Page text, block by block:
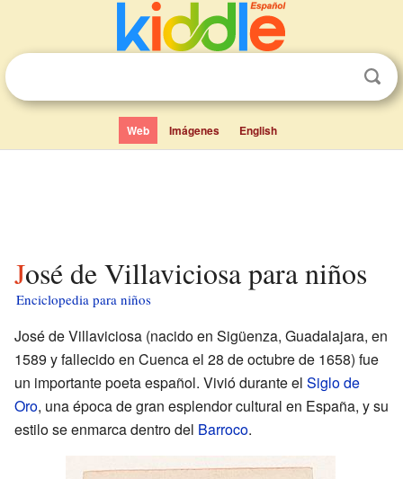
Web Imágenes English
José de Villaviciosa para niños
Enciclopedia para niños
José de Villaviciosa (nacido en Sigüenza, Guadalajara, en
1589 y fallecido en Cuenca el 28 de octubre de 1658) fue
un importante poeta español. Vivió durante el Siglo de
Oro, una época de gran esplendor cultural en España, y su
estilo se enmarca dentro del Barroco.